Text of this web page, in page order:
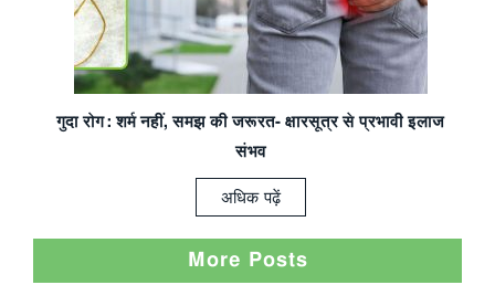
गुदा रोग: शर्म नहीं,समझ की जरूरत- क्षारसूत्र से प्रभावी इलाज
संभव
अधिक पढ़ें
More Posts